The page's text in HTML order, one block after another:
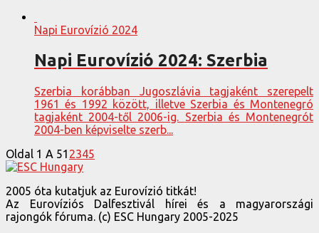
Napi Eurovízió 2024
Napi Eurovízió 2024: Szerbia
Szerbia korábban Jugoszlávia tagjaként szerepelt
1961 és 1992 között, illetve Szerbia és Montenegró
tagjaként 2004-től 2006-ig. Szerbia és Montenegrót
2004-ben képviselte szerb...
Oldal 1 A 51 2345
2005 óta kutatjuk az Eurovízió titkát!
Az Eurovíziós Dalfesztivál hírei és a magyarországi
rajongók fóruma. (c) ESC Hungary 2005-2025